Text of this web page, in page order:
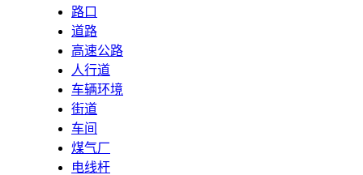
路口
道路
高速公路
人行道
车辆环境
街道
车间
煤气厂
电线杆